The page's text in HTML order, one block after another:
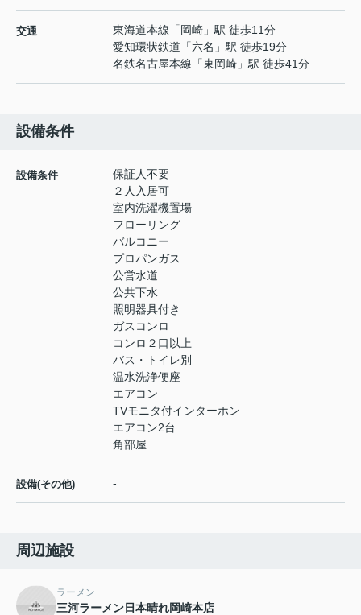
交通 東海道本線 「 岡崎 」駅 徒歩11分
愛知環状鉄道 「六名 」駅 徒歩19分
名鉄名古屋本線 「東岡崎 」駅 徒歩41分
設備条件
設備条件
保証人不要
２人入居可
室内洗濯機置場
フローリング
バルコニー
プロパンガス
公営水道
公共下水
照明器具付き
ガスコンロ
コンロ２口以上
バス・トイレ別
温水洗浄便座
エアコン
TVモニタ付インターホン
エアコン2台
角部屋
設備(その他) -
周辺施設
ラーメン
三河ラーメン日本晴れ岡崎本店